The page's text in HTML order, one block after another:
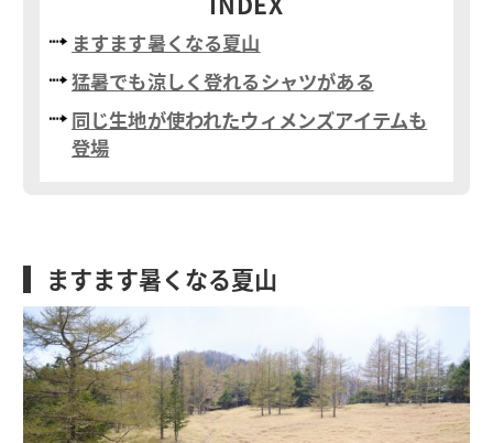
ますます暑くなる夏山
猛暑でも涼しく登れるシャツがある
同じ生地が使われたウィメンズアイテムも
登場
ますます暑くなる夏山